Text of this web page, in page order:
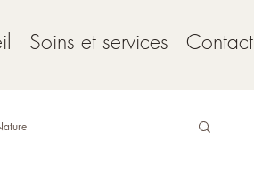
Soins et services Contact